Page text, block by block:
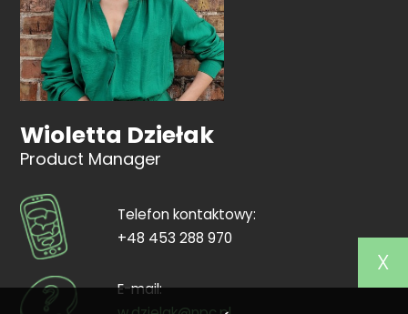
Wioletta Dziełak
Product Manager
Telefon kontaktowy:
+48 453 288 970
E-mail:
X